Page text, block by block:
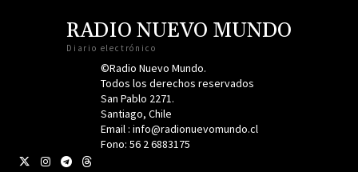
RADIO NUEVO MUNDO
Diario electrónico
©Radio Nuevo Mundo.
Todos los derechos reservados
San Pablo 2271.
Santiago, Chile
Email : info@radionuevomundo.cl
Fono: 56 2 6883175